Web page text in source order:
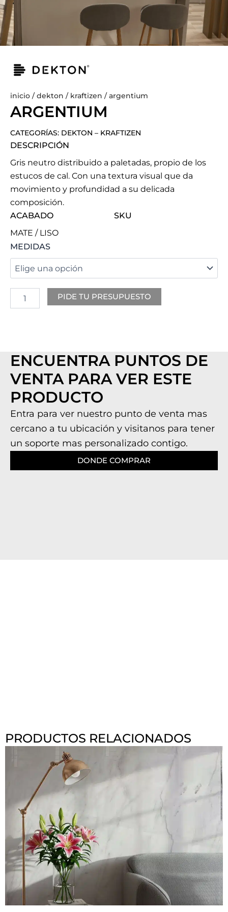
inicio /dekton / kraftizen / argentium
ARGENTIUM
CATEGORÍAS: DEKTON – KRAFTIZEN
DESCRIPCIÓN
Gris neutro distribuido a paletadas, propio de los
estucos de cal. Con una textura visual que da
movimiento y profundidad a su delicada
composición.
ACABADO
MATE / LISO
SKU
MEDIDAS
ARGENTIUM
PIDE TU PRESUPUESTO
ENCUENTRA PUNTOS DE
VENTA PARA VER ESTE
PRODUCTO
Entra para ver nuestro punto de venta mas
cercano a tu ubicación y visitanos para tener
un soporte mas personalizado contigo.
DONDE COMPRAR
PRODUCTOS RELACIONADOS